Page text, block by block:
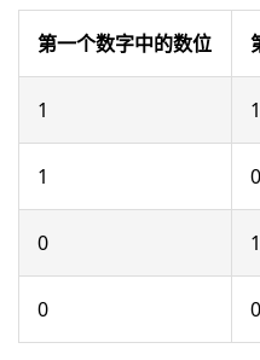
第一个数字中的数位
1 1
1 0
0 1
0 0